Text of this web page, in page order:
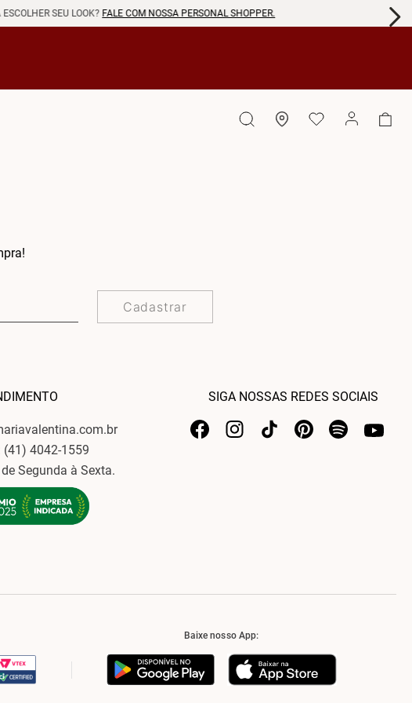
SEU LOOK? FALE COM NOSSA PERSONAL SHOPPER.
Cadastrar
(41) 4042-1559
Segunda à Sexta.
SIGA NOSSAS REDES SOCIAIS
Baixe nosso App: